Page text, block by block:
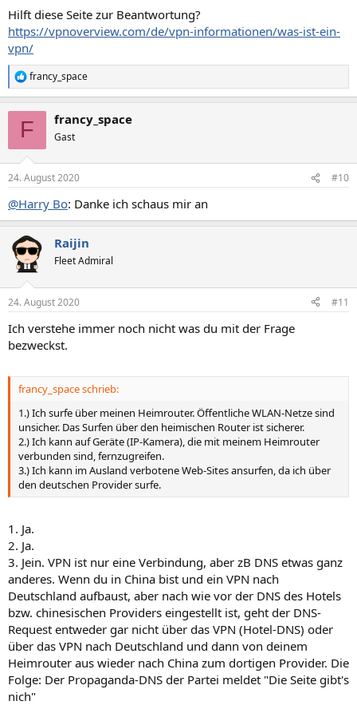
Hilft diese Seite zur Beantwortung?
https://vpnoverview.com/de/vpn-informationen/was-ist-ein-
vpn/
R
e
e
:
francy_space
F francy_space
Gast
24. August 2020 #10
@Harry Bo: Danke ich schaus mir an
Raijin
Fleet Admiral
24. August 2020 #11
Ich verstehe immer noch nicht was du mit der Frage
bezweckst.
francy_space schrieb:
1.) Ich surfe über meinen Heimrouter. Öffentliche WLAN-Netze sind
unsicher. Das Surfen über den heimischen Router ist sicherer.
2.) Ich kann auf Geräte (IP-Kamera), die mit meinem Heimrouter
verbunden sind, fernzugreifen.
3.) Ich kann im Ausland verbotene Web-Sites ansurfen, da ich über
den deutschen Provider surfe.
1. Ja.
2. Ja.
3. Jein. VPN ist nur eine Verbindung, aber zB DNS etwas ganz
anderes. Wenn du in China bist und ein VPN nach
Deutschland aufbaust, aber nach wie vor der DNS des Hotels
bzw. chinesischen Providers eingestellt ist, geht der DNS-
Request entweder gar nicht über das VPN (Hotel-DNS) oder
über das VPN nach Deutschland und dann von deinem
Heimrouter aus wieder nach China zum dortigen Provider. Die
Folge: Der Propaganda-DNS der Partei meldet "Die Seite gibt's
nich"